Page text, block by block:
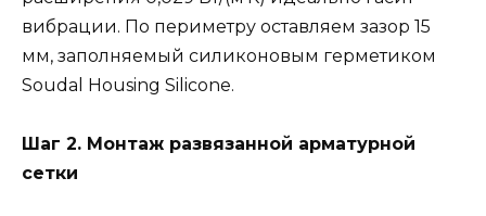
вибрации. По периметру оставляем зазор 15
мм, заполняемый силиконовым герметиком
Soudal Housing Silicone.
Шаг 2. Монтаж развязанной арматурной
сетки